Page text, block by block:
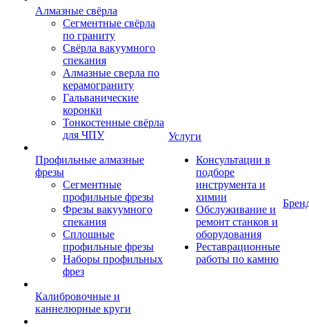
Алмазные свёрла
Сегментные свёрла
по граниту
Свёрла вакуумного
спекания
Алмазные сверла по
керамограниту
Гальванические
коронки
Тонкостенные свёрла
для ЧПУ
Профильные алмазные
фрезы
Сегментные
профильные фрезы
Фрезы вакуумного
спекания
Сплошные
профильные фрезы
Наборы профильных
фрез
Калибровочные и
каннелюрные круги
Услуги
Консультации в
подборе
инструмента и
химии
Обслуживание и
ремонт станков и
оборудования
Реставрационные
работы по камню